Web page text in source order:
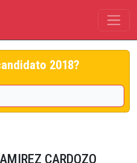
2018?
CARDOZO